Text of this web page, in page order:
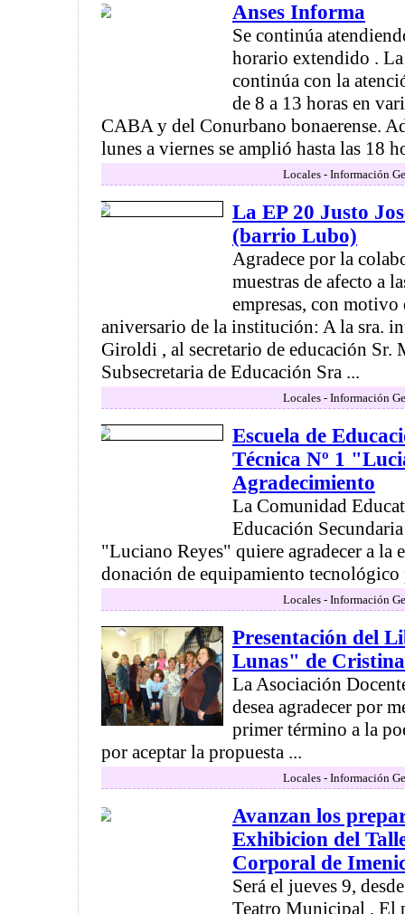
Anses Informa
Se continúa
horario extendido .
continúa con la
de 8 a 13 horas en
CABA y del Conurbano bonaerense.
lunes a viernes se amplió hasta las 18
Locales - Información
La EP 20 Justo
(barrio Lubo)
Agradece por la
muestras de afecto a
empresas, con motivo
aniversario de la institución: A la sra.
Giroldi , al secretario de educación Sr.
Subsecretaria de Educación Sra ...
Locales - Información
Escuela de
Técnica Nº 1
Agradecimiento
La Comunidad
Educación
"Luciano Reyes" quiere agradecer a la
donación de equipamiento tecnológico
Locales - Información
Presentación del
Lunas" de
La Asociación
desea agradecer por
primer término a la
por aceptar la propuesta ...
Locales - Información
Avanzan los
Exhibicion del
Corporal de
Será el jueves 9,
Teatro Municipal . El